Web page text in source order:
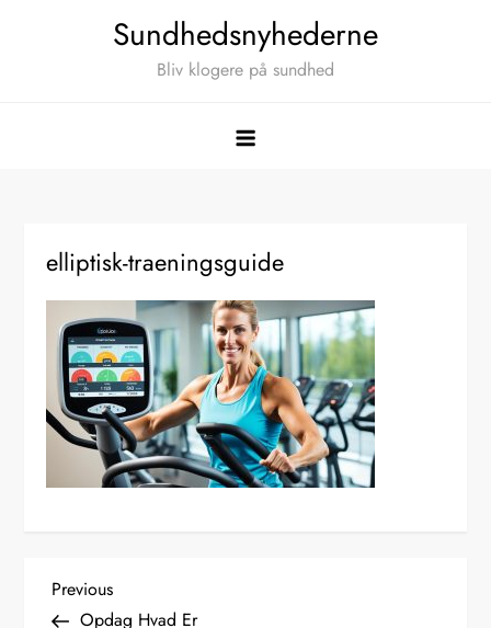
Sundhedsnyhederne
Bliv klogere på sundhed
elliptisk-traeningsguide
I
Previous
Post
Previous
Opdag Hvad Er